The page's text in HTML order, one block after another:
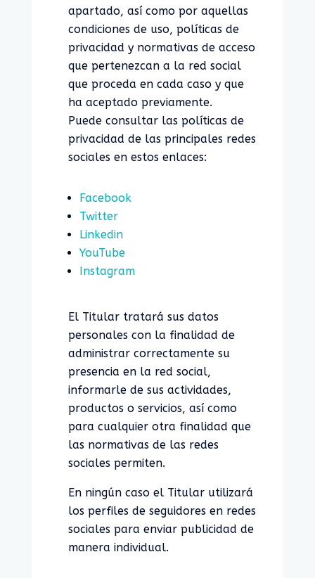
apartado, así como por aquellas
condiciones de uso, políticas de
privacidad y normativas de acceso
que pertenezcan a la red social
que proceda en cada caso y que
ha aceptado previamente.
Puede consultar las políticas de
privacidad de las principales redes
sociales en estos enlaces:
Facebook
Twitter
Linkedin
YouTube
Instagram
El Titular tratará sus datos
personales con la finalidad de
administrar correctamente su
presencia en la red social,
informarle de sus actividades,
productos o servicios, así como
para cualquier otra finalidad que
las normativas de las redes
sociales permiten.
En ningún caso el Titular utilizará
los perfiles de seguidores en redes
sociales para enviar publicidad de
manera individual.